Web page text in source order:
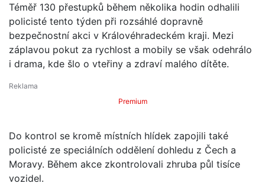
Téměř 130 přestupků během několika hodin odhalili
policisté tento týden při rozsáhlé dopravně
bezpečnostní akci v Královéhradeckém kraji. Mezi
záplavou pokut za rychlost a mobily se však odehrálo
i drama, kde šlo o vteřiny a zdraví malého dítěte.
Premium
Do kontrol se kromě místních hlídek zapojili také
policisté ze speciálních oddělení dohledu z Čech a
Moravy. Během akce zkontrolovali zhruba půl tisíce
vozidel.